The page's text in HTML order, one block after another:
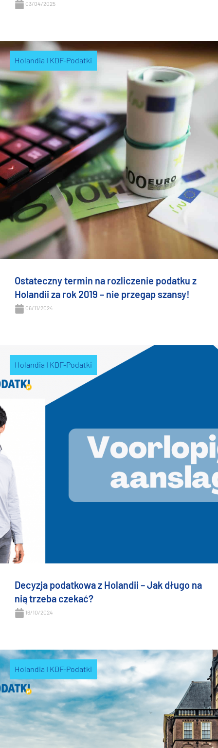
03/04/2025
Holandia I KDF-Podatki
Ostateczny termin na rozliczenie podatku z
Holandii za rok 2019 – nie przegap szansy!
06/11/2024
Holandia I KDF-Podatki
Decyzja podatkowa z Holandii – Jak długo na
nią trzeba czekać?
16/10/2024
Holandia I KDF-Podatki